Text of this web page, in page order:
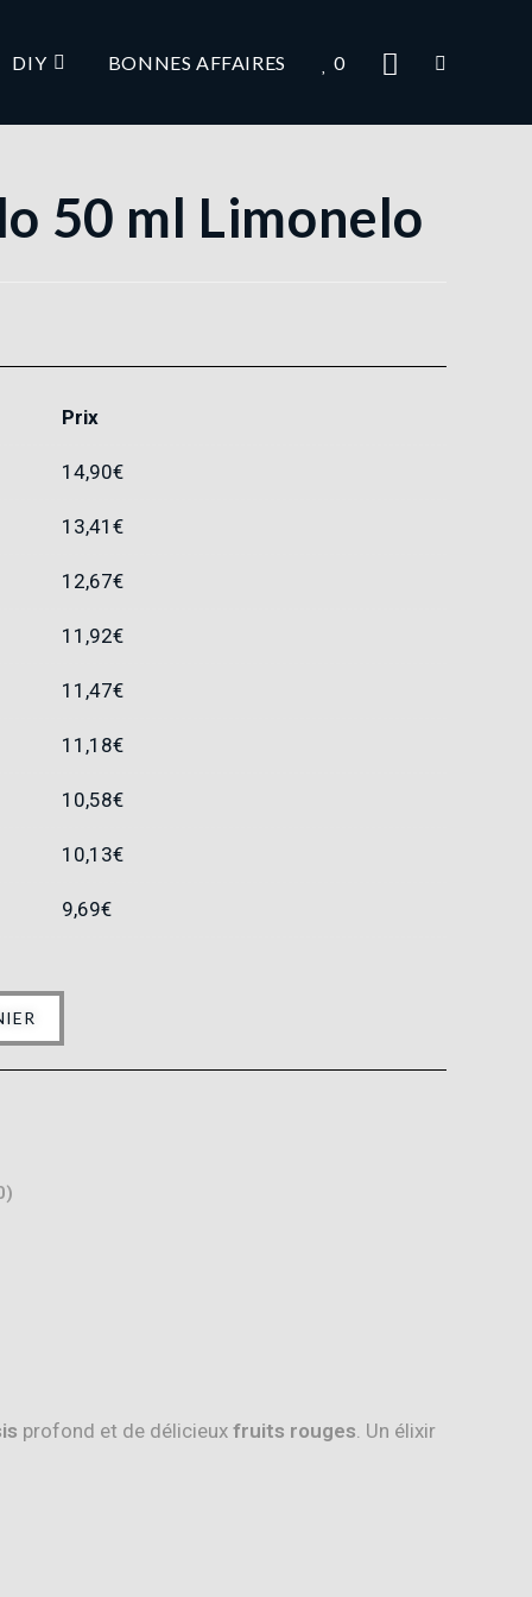
DIY BONNES AFFAIRES 0
50 ml Limonelo
Prix
14,90€
13,41 €
12,67€
11,92€
11,47€
11,18€
10,58€
10,13€
9,69€
profond et de délicieux fruits rouges . Un élixir